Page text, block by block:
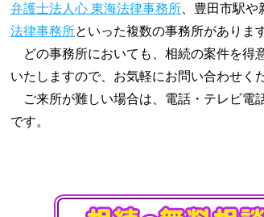
弁護士法人心 東海法律事務所 、豊田市駅
法律事務所といった複数の事務所があります
どの事務所においても、相続の案件を得
いたしますので、お気軽にお問い合わせく
ご来所が難しい場合は、電話・テレビ電
です。